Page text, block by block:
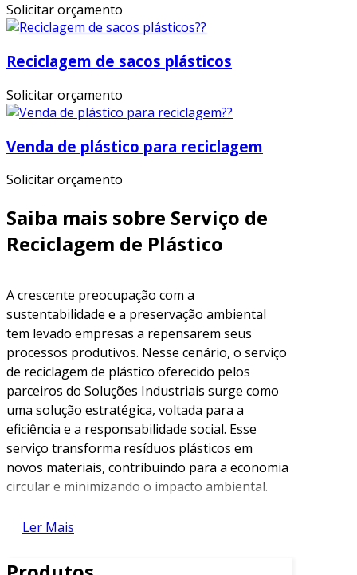
Solicitar orçamento
Reciclagem de sacos plásticos
Solicitar orçamento
Venda de plástico para reciclagem
Solicitar orçamento
Saiba mais sobre Serviço de
Reciclagem de Plástico
A crescente preocupação com a
sustentabilidade e a preservação ambiental
tem levado empresas a repensarem seus
processos produtivos. Nesse cenário, o serviço
de reciclagem de plástico oferecido pelos
parceiros do Soluções Industriais surge como
uma solução estratégica, voltada para a
eficiência e a responsabilidade social. Esse
serviço transforma resíduos plásticos em
novos materiais, contribuindo para a economia
circular e minimizando o impacto ambiental.
O processo de reciclagem de plástico dos
nossos parceiros envolve a coleta, triagem e
Ler Mais